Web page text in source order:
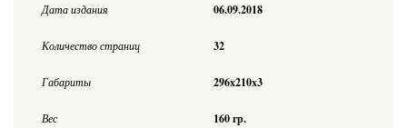
Дата издания 06.09.2018
Количество страниц 32
Габариты 296x210x3
Вес 160 гр.